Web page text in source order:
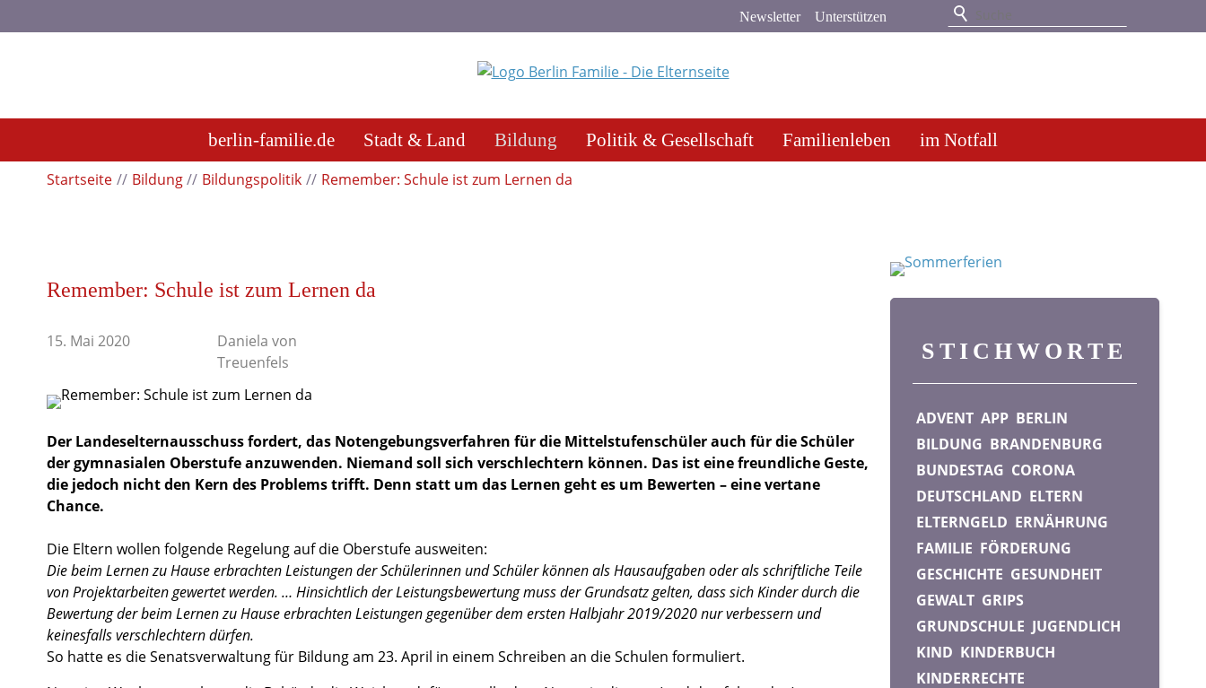
Unterstützen
Newsletter
berlin-familie.de Stadt & Land Bildung Politik & Gesellschaft Familienleben im Notfall
Startseite Bildung Bildungspolitik Remember: Schule ist zum Lernen da
Remember: Schule ist zum Lernen da
15. Mai 2020
Daniela von
Treuenfels
Der Landeselternausschuss fordert, das Notengebungsverfahren für die Mittelstufenschüler auch für die Schüler
der gymnasialen Oberstufe anzuwenden. Niemand soll sich verschlechtern können. Das ist eine freundliche Geste,
die jedoch nicht den Kern des Problems trifft. Denn statt um das Lernen geht es um Bewerten – eine vertane
Chance.
Die Eltern wollen folgende Regelung auf die Oberstufe ausweiten:
Die beim Lernen zu Hause erbrachten Leistungen der Schülerinnen und Schüler können als Hausaufgaben oder als schriftliche Teile
von Projektarbeiten gewertet werden. … Hinsichtlich der Leistungsbewertung muss der Grundsatz gelten, dass sich Kinder durch die
Bewertung der beim Lernen zu Hause erbrachten Leistungen gegenüber dem ersten Halbjahr 2019/2020 nur verbessern und
keinesfalls verschlechtern dürfen.
So hatte es die Senatsverwaltung für Bildung am 23. April in einem Schreiben an die Schulen formuliert.
STICHWORTE
ADVENT APP BERLIN
BILDUNG BRANDENBURG
BUNDESTAG CORONA
DEUTSCHLAND ELTERN
ELTERNGELD ERNÄHRUNG
FAMILIE FÖRDERUNG
GESCHICHTE GESUNDHEIT
GEWALT GRIPS
GRUNDSCHULE JUGENDLICH
KIND KINDERBUCH
KINDERRECHTE